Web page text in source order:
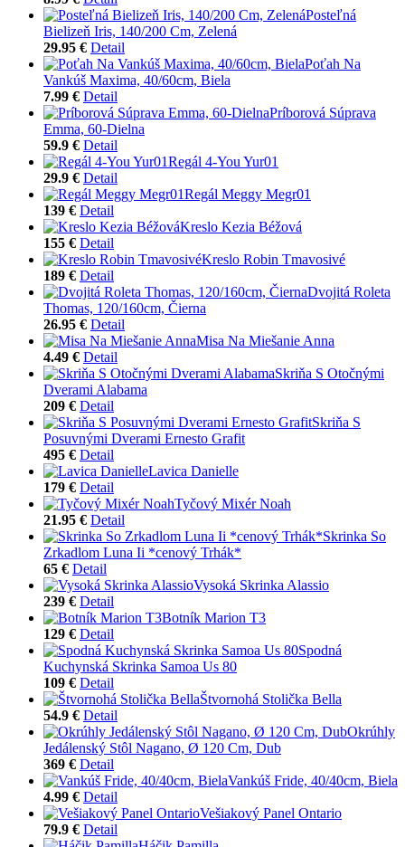
Posteľná
Bielizeň Iris, 140/200 Cm, Zelená
29.95 € Detail
Poťah Na
Vankúš Maxima, 40/60cm, Biela
7.99 € Detail
Príborová Súprava
Emma, 60-Dielna
59.9 € Detail
Regál 4-You Yur01
29.9 € Detail
Regál Meggy Megr01
139 € Detail
Kreslo Kezia Béžová
155 € Detail
Kreslo Robin Tmavosivé
189 € Detail
Dvojitá Roleta
Thomas, 120/160cm, Čierna
26.95 € Detail
Misa Na Miešanie Anna
4.49 € Detail
Skriňa S Otočnými
Dverami Alabama
209 € Detail
Skriňa S
Posuvnými Dverami Ernesto Grafit
495 € Detail
Lavica Danielle
179 € Detail
Tyčový Mixér Noah
21.95 € Detail
Skrinka So
Zrkadlom Luna Ii *cenový Trhák*
65 € Detail
Vysoká Skrinka Alassio
239 € Detail
Botník Marion T3
129 € Detail
Spodná
Kuchynská Skrinka Samoa Us 80
109 € Detail
Štvornohá Stolička Bella
54.9 € Detail
Okrúhly
Jedálenský Stôl Nagano, Ø 120 Cm, Dub
369 € Detail
Vankúš Fride, 40/40cm, Biela
4.99 € Detail
Vešiakový Panel Ontario
79.9 € Detail